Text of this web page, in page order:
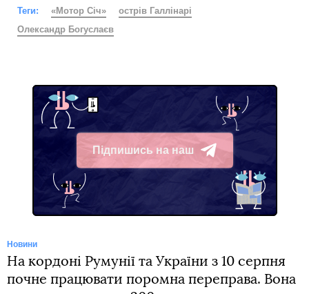
Теги: «Мотор Січ»
острів Галлінарі
Олександр Богуслаєв
Підпишись на наш
Telegram
Новини
На кордоні Румунії та України з 10 серпня
почне працювати поромна переправа. Вона